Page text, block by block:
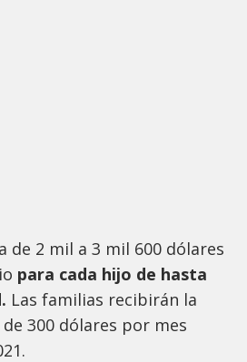
de 2 mil a 3 mil 600 dólares
para cada hijo de hasta
Las familias recibirán la
300 dólares por mes